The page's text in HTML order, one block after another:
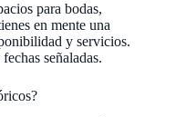
para bodas,
en mente una
y servicios.
señaladas.